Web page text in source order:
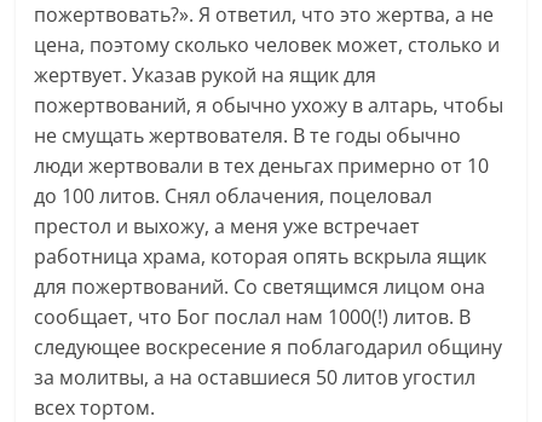
пожертвовать?». Я ответил, что это жертва, а не
цена, поэтому сколько человек может, столько и
жертвует. Указав рукой на ящик для
пожертвований, я обычно ухожу в алтарь, чтобы
не смущать жертвователя. В те годы обычно
люди жертвовали в тех деньгах примерно от 10
до 100 литов. Снял облачения, поцеловал
престол и выхожу, а меня уже встречает
работница храма, которая опять вскрыла ящик
для пожертвований. Со светящимся лицом она
сообщает, что Бог послал нам 1000(!) литов. В
следующее воскресение я поблагодарил общину
за молитвы, а на оставшиеся 50 литов угостил
всех тортом.